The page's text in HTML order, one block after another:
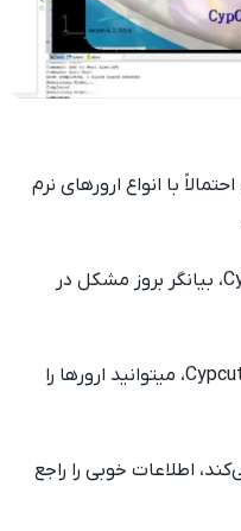
با انواع ارورهای نرم
گفتنی است ارورهای نرم افزار Cypcut، بیانگر بروز مشکل در
از این رو با کمک خطاهای نرم افزار Cypcut، می‎توانید ارورها را
اطلاعات خوبی را راجع